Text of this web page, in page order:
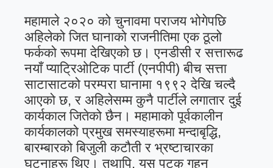
महामाले २०२० को चुनावमा पराजय भोगेपछि
अहिलेको जित घानाको राजनीतिमा एक ठूलो
फर्कको रूपमा देखिएको छ। एनडीसी र सत्तारूढ
नयाँ प्याट्रिओटिक पार्टी (एनपीपी) बीच सत्ता
साटासाटको परम्परा घानामा १९९२ देखि चल्दै
आएको छ, र अहिलेसम्म कुनै पार्टीले लगातार दुई
कार्यकाल जितेको छैन। महामाको पूर्वकालीन
कार्यकालको प्रमुख समस्याहरूमा मन्दाबृद्धि,
बारम्बारको बिजुली कटौती र भ्रष्टाचारका
घटनाहरू थिए। तथापि, यस पटक गहन